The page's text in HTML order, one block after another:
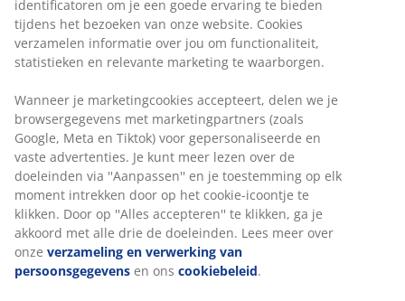
Flexibele bezorgopties
Snelle en gemakkelijke bezorgopties naar keuze
Artikelnummer: 6896512
Specificaties
Beoordelingen
Wij personaliseren jouw ervaring
Bij JYSK gebruiken we cookies en mobiele identificatoren om je